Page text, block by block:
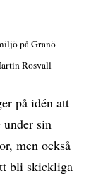
på Granö
Rosvall
på idén att
under sin
men också
bli skickliga